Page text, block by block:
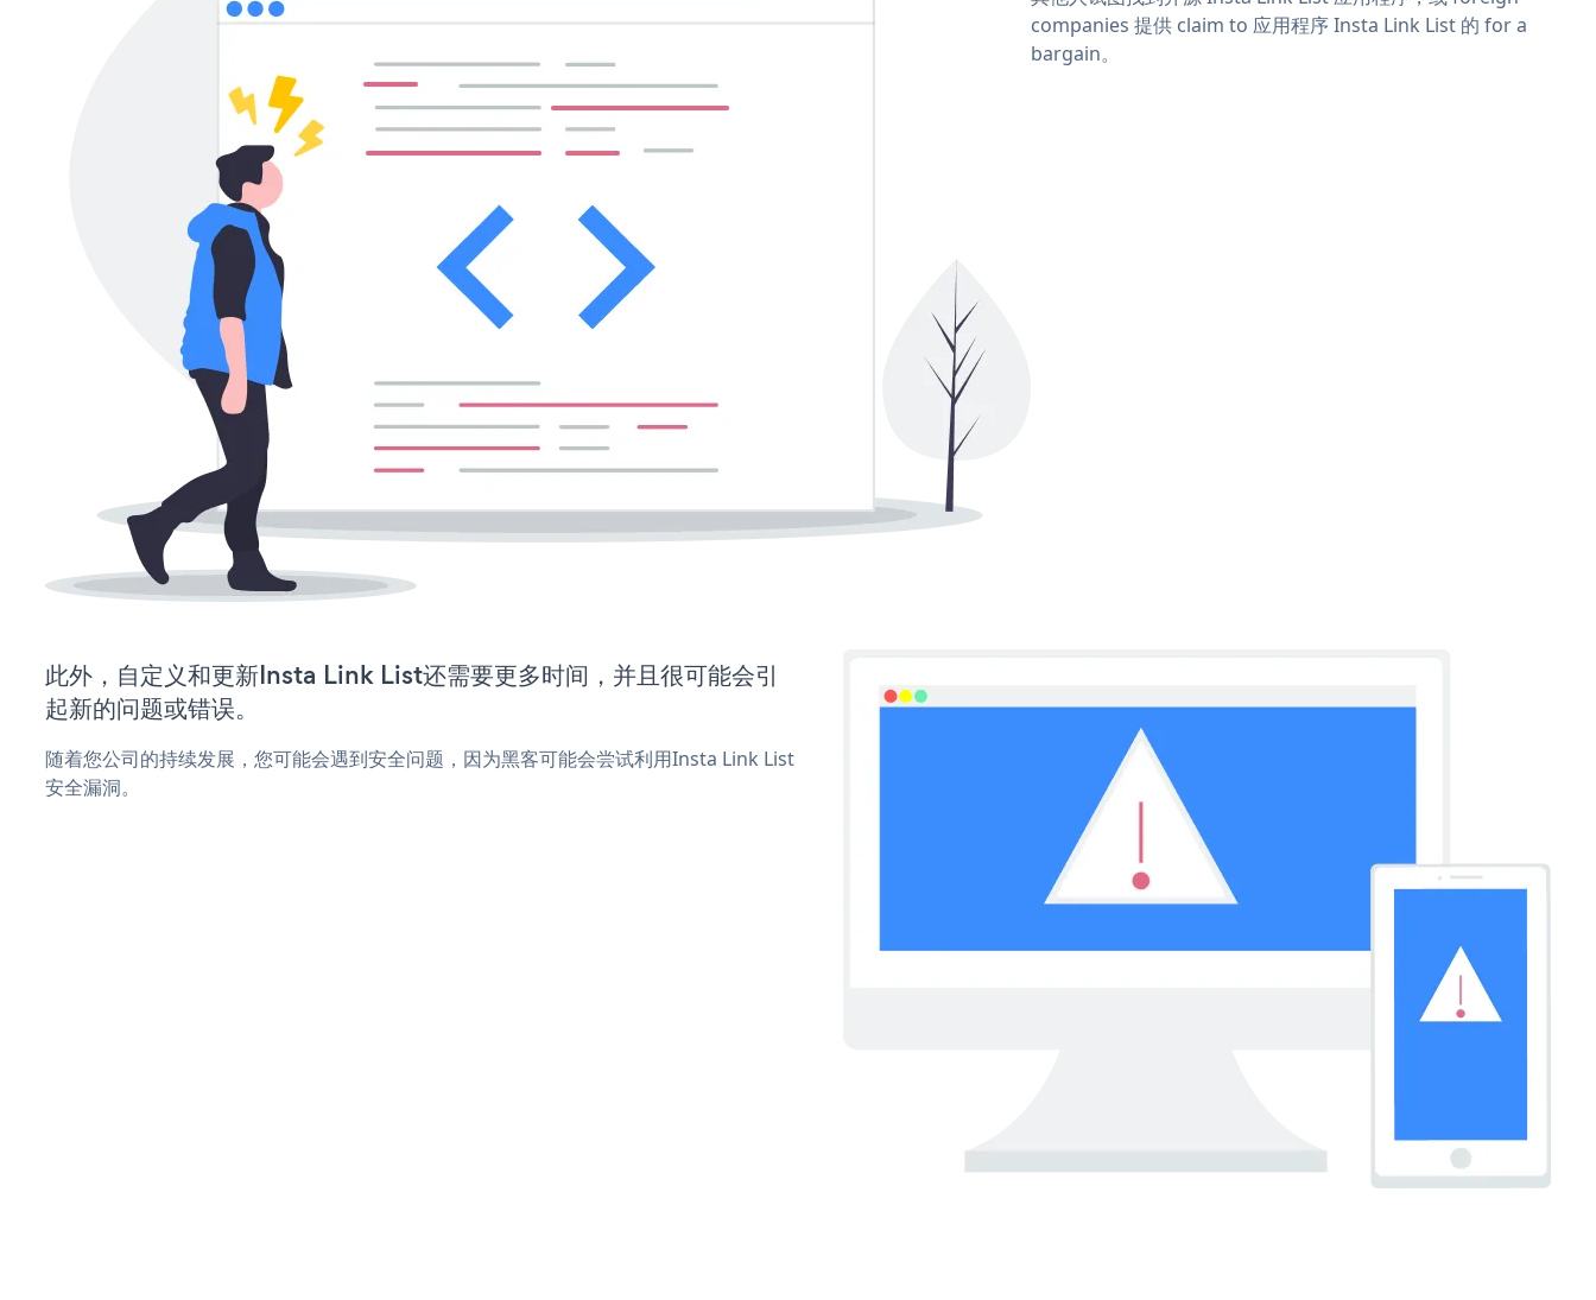
companies 提供 claim to 应用程序 Insta Link List 的 for a
bargain。
此外，自定义和更新Insta Link List还需要更多时间，并且很可能会引
起新的问题或错误。
随着您公司的持续发展，您可能会遇到安全问题，因为黑客可能会尝试利用Insta Link List
安全漏洞。